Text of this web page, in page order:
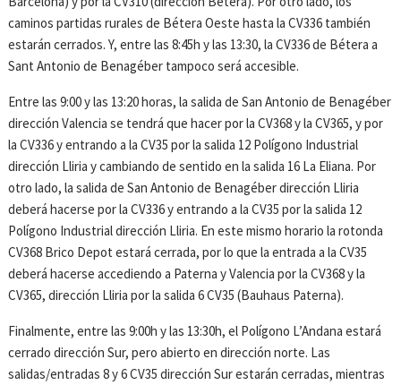
caminos partidas rurales de Bétera Oeste hasta la CV336 también
estarán cerrados. Y, entre las 8:45h y las 13:30, la CV336 de Bétera a
Sant Antonio de Benagéber tampoco será accesible.
Entre las 9:00 y las 13:20 horas, la salida de San Antonio de Benagéber
dirección Valencia se tendrá que hacer por la CV368 y la CV365, y por
la CV336 y entrando a la CV35 por la salida 12 Polígono Industrial
dirección Lliria y cambiando de sentido en la salida 16 La Eliana. Por
otro lado, la salida de San Antonio de Benagéber dirección Lliria
deberá hacerse por la CV336 y entrando a la CV35 por la salida 12
Polígono Industrial dirección Lliria. En este mismo horario la rotonda
CV368 Brico Depot estará cerrada, por lo que la entrada a la CV35
deberá hacerse accediendo a Paterna y Valencia por la CV368 y la
CV365, dirección Lliria por la salida 6 CV35 (Bauhaus Paterna).
Finalmente, entre las 9:00h y las 13:30h, el Polígono L’Andana estará
cerrado dirección Sur, pero abierto en dirección norte. Las
salidas/entradas 8 y 6 CV35 dirección Sur estarán cerradas, mientras